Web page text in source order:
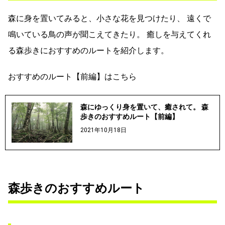
森に身を置いてみると、小さな花を見つけたり、 遠くで
鳴いている鳥の声が聞こえてきたり。 癒しを与えてくれ
る森歩きにおすすめのルートを紹介します。
おすすめのルート【前編】はこちら
森にゆっくり身を置いて、癒されて。 森
歩きのおすすめルート【前編】
2021年10月18日
森歩きのおすすめルート